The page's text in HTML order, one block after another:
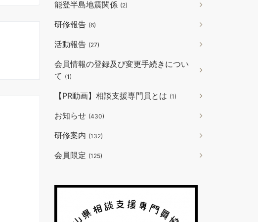
能登半島地震関係 (2)
研修報告 (6)
活動報告 (27)
会員情報の登録及び変更手続きについ
て (1)
【PR動画】相談支援専門員とは (1)
お知らせ (430)
研修案内 (132)
会員限定 (125)